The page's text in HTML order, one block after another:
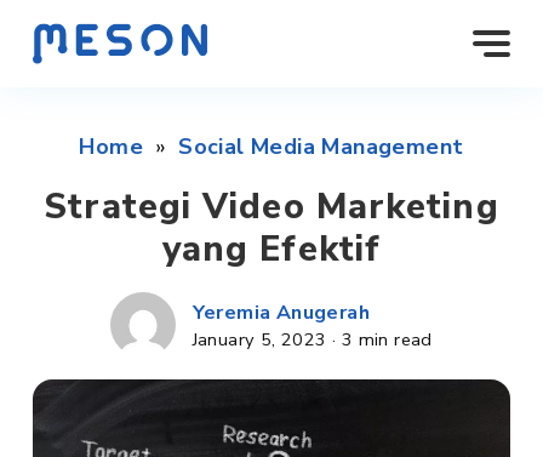
Home » Social Media Management
Strategi Video Marketing
yang Efektif
Yeremia Anugerah
January 5, 2023 · 3 min read